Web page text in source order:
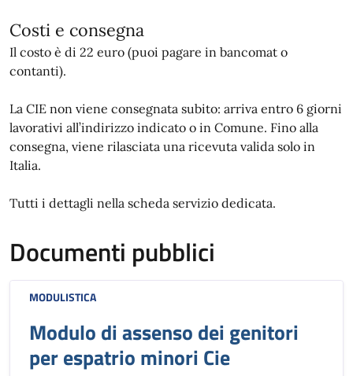
Costi e consegna
Il costo è di 22 euro (puoi pagare in bancomat o
contanti).
La CIE non viene consegnata subito: arriva entro 6 giorni
lavorativi all’indirizzo indicato o in Comune. Fino alla
consegna, viene rilasciata una ricevuta valida solo in
Italia.
Tutti i dettagli nella scheda servizio dedicata.
Documenti pubblici
MODULISTICA
Modulo di assenso dei genitori
per espatrio minori Cie